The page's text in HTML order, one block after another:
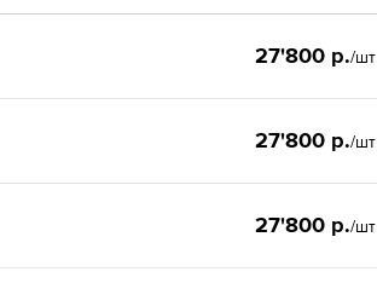
27'800 р./шт
27'800 р./шт
27'800 р./шт